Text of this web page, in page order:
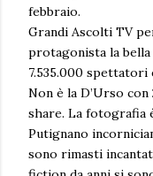
febbraio.
Grandi Ascolti TV
protagonista la bella
7.535.000 spettatori
Non è la D’Urso
share. La fotografia
Putignano
sono rimasti